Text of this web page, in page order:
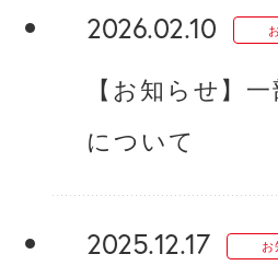
2026.02.10
【お知らせ】
について
2025.12.17